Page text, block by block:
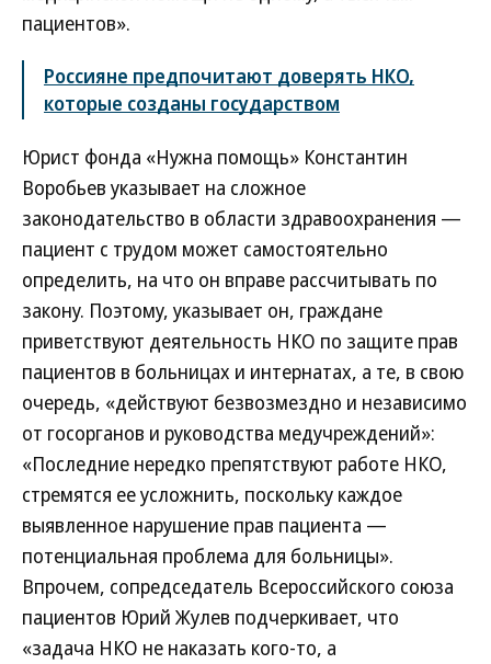
пациентов».
Россияне предпочитают доверять НКО,
которые созданы государством
Юрист фонда «Нужна помощь» Константин
Воробьев указывает на сложное
законодательство в области здравоохранения —
пациент с трудом может самостоятельно
определить, на что он вправе рассчитывать по
закону. Поэтому, указывает он, граждане
приветствуют деятельность НКО по защите прав
пациентов в больницах и интернатах, а те, в свою
очередь, «действуют безвозмездно и независимо
от госорганов и руководства медучреждений»:
«Последние нередко препятствуют работе НКО,
стремятся ее усложнить, поскольку каждое
выявленное нарушение прав пациента —
потенциальная проблема для больницы».
Впрочем, сопредседатель Всероссийского союза
пациентов Юрий Жулев подчеркивает, что
«задача НКО не наказать кого-то, а